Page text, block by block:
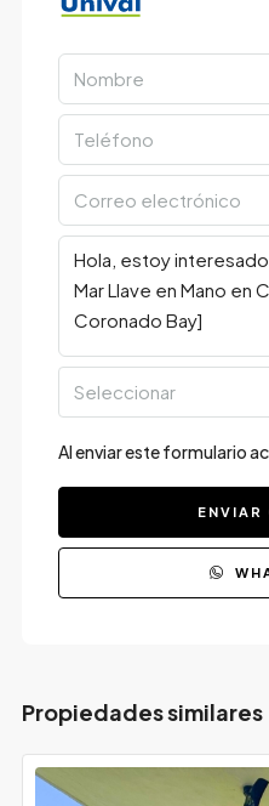
Seleccionar
Al enviar este formulario
ENVIAR
Propiedades similares